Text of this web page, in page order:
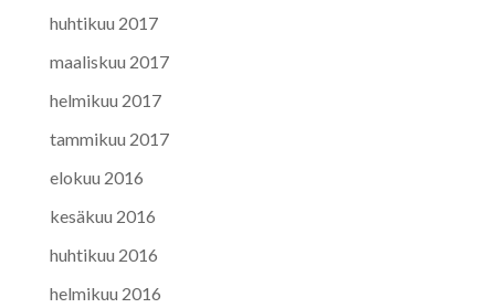
huhtikuu 2017
maaliskuu 2017
helmikuu 2017
tammikuu 2017
elokuu 2016
kesäkuu 2016
huhtikuu 2016
helmikuu 2016